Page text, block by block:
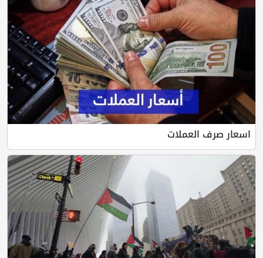
اسعار صرف العملات